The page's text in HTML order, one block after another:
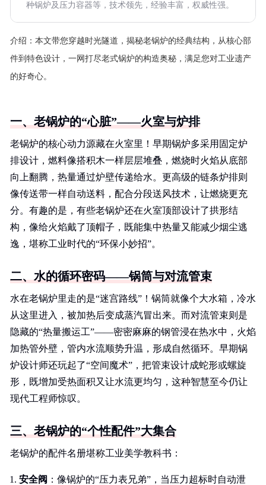
种锅炉及压力容器等，技术领先，经验丰富，权威性强。
介绍： 本文带您穿越时光隧道，揭秘老锅炉的经典结构，从核心部
件到特色设计，一网打尽老式锅炉的构造奥秘，满足您对工业遗产
的好奇心。
一、老锅炉的“心脏”——火室与炉排
老锅炉的核心动力源藏在火室里！早期锅炉多采用固定炉
排设计，燃料像搭积木一样层层堆叠，燃烧时火焰从底部
向上翻腾，热量通过炉壁传递给水。更高级的链条炉排则
像传送带一样自动送料，配合分段送风技术，让燃烧更充
分。有趣的是，有些老锅炉还在火室顶部设计了拱形结
构，像给火焰戴了顶帽子，既能集中热量又能减少烟尘逃
逸，堪称工业时代的“环保小妙招”。
二、水的循环密码——锅筒与对流管束
水在老锅炉里走的是“迷宫路线”！锅筒就像个大水箱，冷水
从这里进入，被加热后变成蒸汽冒出来。而对流管束则是
隐藏的“热量搬运工”——密密麻麻的钢管浸在热水中，火焰
加热管外壁，管内水流顺势升温，形成自然循环。早期锅
炉设计师还玩起了“空间魔术”，把管束设计成蛇形或螺旋
形，既增加受热面积又让水流更均匀，这种智慧至今仍让
现代工程师惊叹。
三、老锅炉的“个性配件”大集合
老锅炉的配件名册堪称工业美学教科书：
安全阀 ：像锅炉的“压力表兄弟”，当压力超标时自动泄